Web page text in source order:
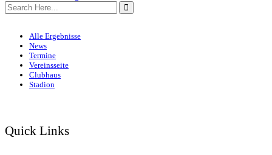
Alle Ergebnisse
News
Termine
Vereinsseite
Clubhaus
Stadion
Quick Links